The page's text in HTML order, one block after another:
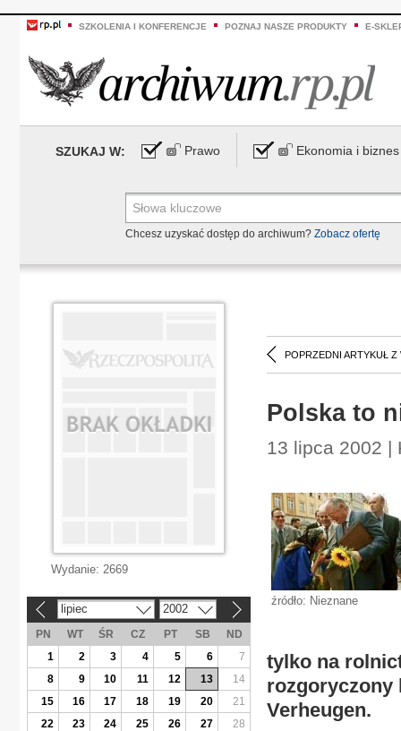
SZKOLENIA I KONFERENCJE POZNAJ NASZE PRODUKTY E-
SZUKAJ W: Prawo Ekonomia i biznes
Chcesz uzyskać dostęp do archiwum? Zobacz ofertę
POPRZEDNI ARTYKUŁ Z
Polska to
13 lipca 2002 |
źródło: Nieznane
tylko na
rozgoryczony
Verheugen.
Wydanie: 2669
lipiec 2002
PN WT ŚR CZ PT SB
ND
1
2 3 4 5 6
7
8
9 10 11 12 13
14
15
16 17 18 19 20
21
22
23 24 25 26 27
28